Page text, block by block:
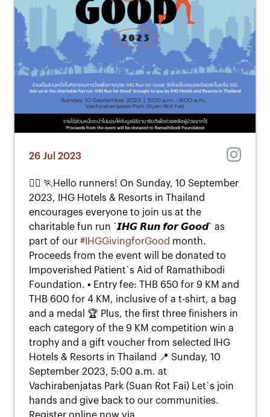
🏃‍♀️ 🏃Hello runners! On Sunday, 10 September
2023, IHG Hotels & Resorts in Thailand
encourages everyone to join us at the
charitable fun run `𝙄𝙃𝙂 𝙍𝙪𝙣 𝙛𝙤𝙧 𝙂𝙤𝙤𝙙` as
part of our #IHGGivingforGood month.
Proceeds from the event will be donated to
Impoverished Patient`s Aid of Ramathibodi
Foundation. ▪️ Entry fee: THB 650 for 9 KM and
THB 600 for 4 KM, inclusive of a t-shirt, a bag
and a medal 🏆 Plus, the first three finishers in
each category of the 9 KM competition win a
trophy and a gift voucher from selected IHG
Hotels & Resorts in Thailand 📍 Sunday, 10
September 2023, 5:00 a.m. at
Vachirabenjatas Park (Suan Rot Fai) Let`s join
hands and give back to our communities.
26 Jul 2023